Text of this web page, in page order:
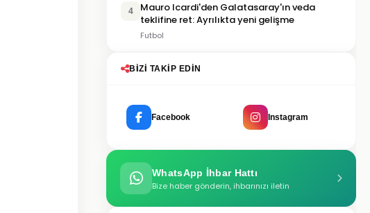
4
Mauro Icardi'den Galatasaray'ın veda
teklifine ret: Ayrılıkta yeni gelişme
Futbol
BIZI TAKIP EDIN
Facebook Instagram
WhatsApp İhbar Hattı
Bize haber gönderin, ihbarınızı iletin